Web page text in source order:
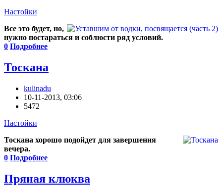
Настойки
Все это будет, но,
нужно постараться и соблюсти ряд условий.
0 Подробнее
Тоскана
kulinadu
10-11-2013, 03:06
5472
Настойки
Тоскана хорошо подойдет для завершения
вечера.
0 Подробнее
Пряная клюква